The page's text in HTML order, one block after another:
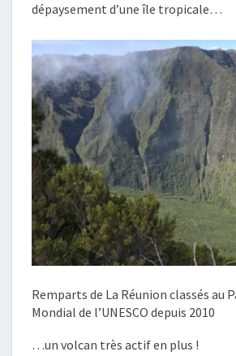
dépaysement d’une île tropicale…
Remparts de La Réunion classés au
Mondial de l’UNESCO depuis 2010
…un volcan très actif en plus !